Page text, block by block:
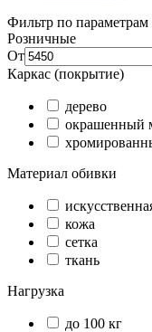
Фильтр по параметрам
Розничные
От
Каркас (покрытие)
дерево
окрашенный
Материал обивки
кожа
сетка
ткань
Нагрузка
до 100 кг